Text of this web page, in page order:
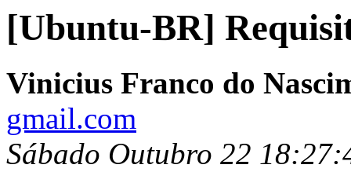
[Ubuntu-BR]
Vinicius Franco do
gmail.com
Sábado Outubro 22